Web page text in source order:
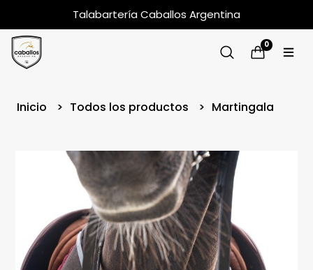
Talabartería Caballos Argentina
0
Inicio Todos los productos Martingala